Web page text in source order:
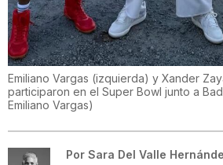
Emiliano Vargas (izquierda) y Xander
participaron en el Super Bowl junto a Bad
Emiliano Vargas)
Por Sara Del Valle